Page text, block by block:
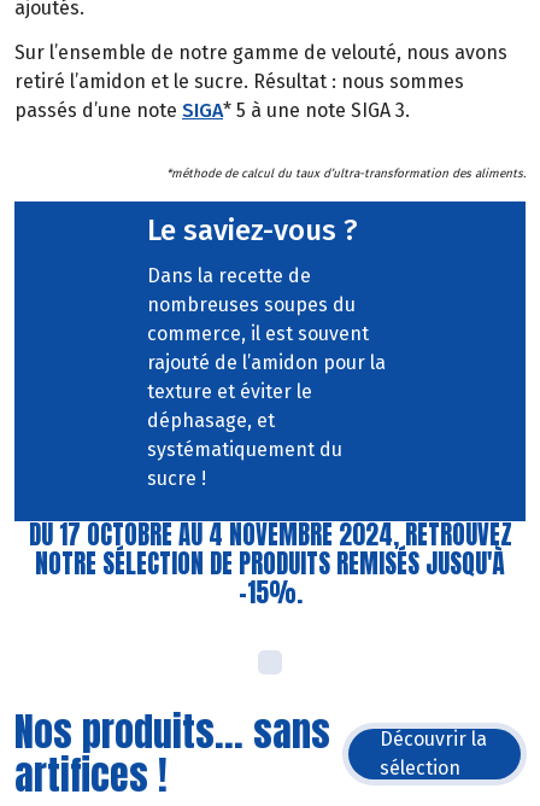
ajoutés.
Sur l’ensemble de notre gamme de velouté, nous avons
retiré l’amidon et le sucre. Résultat : nous sommes
passés d’une note SIGA* 5 à une note SIGA 3.
*méthode de calcul du taux d’ultra-transformation des aliments.
Le saviez-vous ?
Dans la recette de
nombreuses soupes du
commerce, il est souvent
rajouté de l’amidon pour la
texture et éviter le
déphasage, et
systématiquement du
sucre !
DU 17 OCTOBRE AU 4 NOVEMBRE 2024, RETROUVEZ
NOTRE SÉLECTION DE PRODUITS REMISÉS JUSQU'À
-15%.
Nos produits... sans
artifices !
Découvrir la
sélection